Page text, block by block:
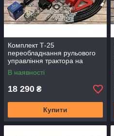
Комплект Т-25
переобладнання рульового
управління трактора на
насос-дозатор
В наявності
18 290 ₴
Купити